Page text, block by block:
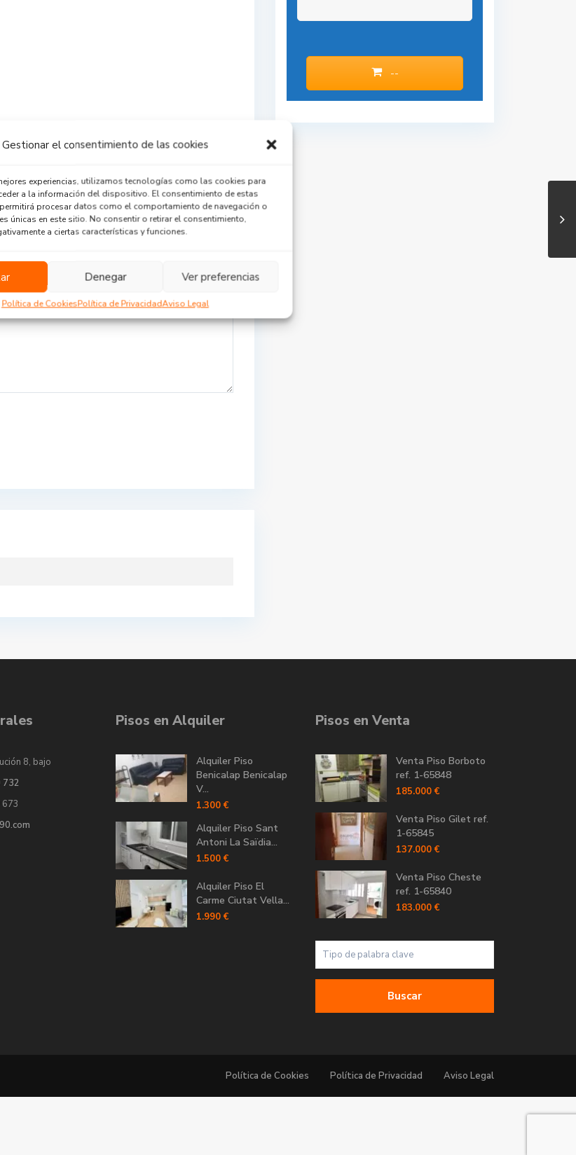
Gestionar el consentimiento de las cookies
experiencias, utilizamos tecnologías como las cookies para
a la información del dispositivo. El consentimiento de estas
procesar datos como el comportamiento de navegación o
únicas en este sitio. No consentir o retirar el consentimiento,
a ciertas características y funciones.
Denegar Ver preferencias
Política de CookiesPolítica de PrivacidadAviso Legal
--
8, bajo
732
Pisos en Alquiler
Alquiler Piso
Benicalap Benicalap
V...
1.300 €
Alquiler Piso Sant
Antoni La Saïdia...
1.500 €
Alquiler Piso El
Carme Ciutat Vella...
1.990 €
Pisos en Venta
Venta Piso Borboto
ref. 1-65848
185.000 €
Venta Piso Gilet ref.
1-65845
137.000 €
Venta Piso Cheste
ref. 1-65840
183.000 €
Buscar
Política de Cookies Política de Privacidad Aviso Legal